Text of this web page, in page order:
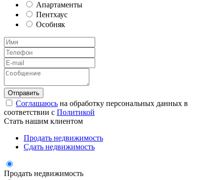
Апартаменты
Пентхаус
Особняк
Соглашаюсь на обработку персональных данных в
соответствии с Политикой
Стать нашим клиентом
Продать недвижимость
Сдать недвижимость
Продать недвижимость